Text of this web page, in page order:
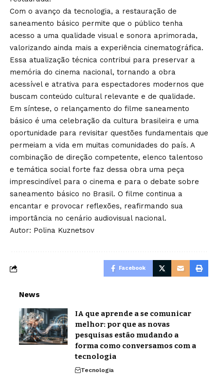
Com o avanço da tecnologia, a restauração de
saneamento básico permite que o público tenha
acesso a uma qualidade visual e sonora aprimorada,
valorizando ainda mais a experiência cinematográfica.
Essa atualização técnica contribui para preservar a
memória do cinema nacional, tornando a obra
acessível e atrativa para espectadores modernos que
buscam conteúdo cultural relevante e de qualidade.
Em síntese, o relançamento do filme saneamento
básico é uma celebração da cultura brasileira e uma
oportunidade para revisitar questões fundamentais que
permeiam a vida em muitas comunidades do país. A
combinação de direção competente, elenco talentoso
e temática social forte faz dessa obra uma peça
imprescindível para o cinema e para o debate sobre
saneamento básico no Brasil. O filme continua a
encantar e provocar reflexões, reafirmando sua
importância no cenário audiovisual nacional.
Autor: Polina Kuznetsov
Facebook
News
IA que aprende a se comunicar
melhor: por que as novas
pesquisas estão mudando a
forma como conversamos com a
tecnologia
Tecnologia